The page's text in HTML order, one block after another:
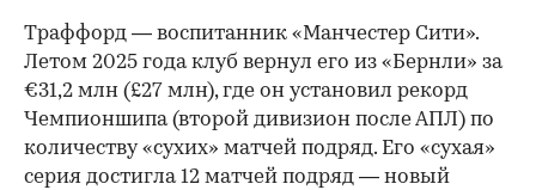
00:00
Траффорд — воспитанник «Манчестер Сити».
Летом 2025 года клуб вернул его из «Бернли» за
€31,2 млн (£27 млн), где он установил рекорд
Чемпионшипа (второй дивизион после АПЛ) по
количеству «сухих» матчей подряд. Его «сухая»
серия достигла 12 матчей подряд — новый